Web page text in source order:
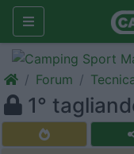
Forum
1°